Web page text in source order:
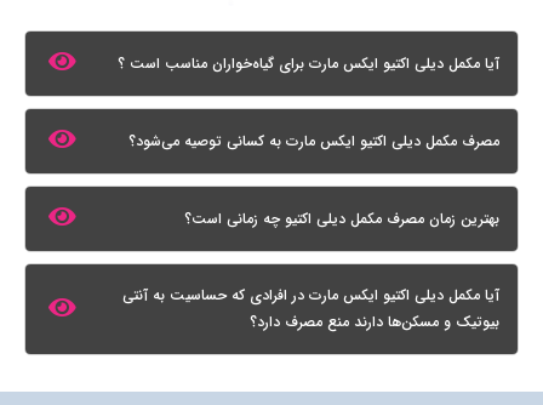
آیا مکمل دیلی اکتیو ایکس مارت برای گیاه‌خواران مناسب است ؟
مصرف مکمل دیلی اکتیو ایکس مارت به کسانی توصیه می‌شود؟
بهترین زمان مصرف مکمل دیلی اکتیو چه زمانی است؟
آیا مکمل دیلی اکتیو ایکس مارت در افرادی که حساسیت به آنتی
بیوتیک و مسکن‌ها دارند منع مصرف دارد؟